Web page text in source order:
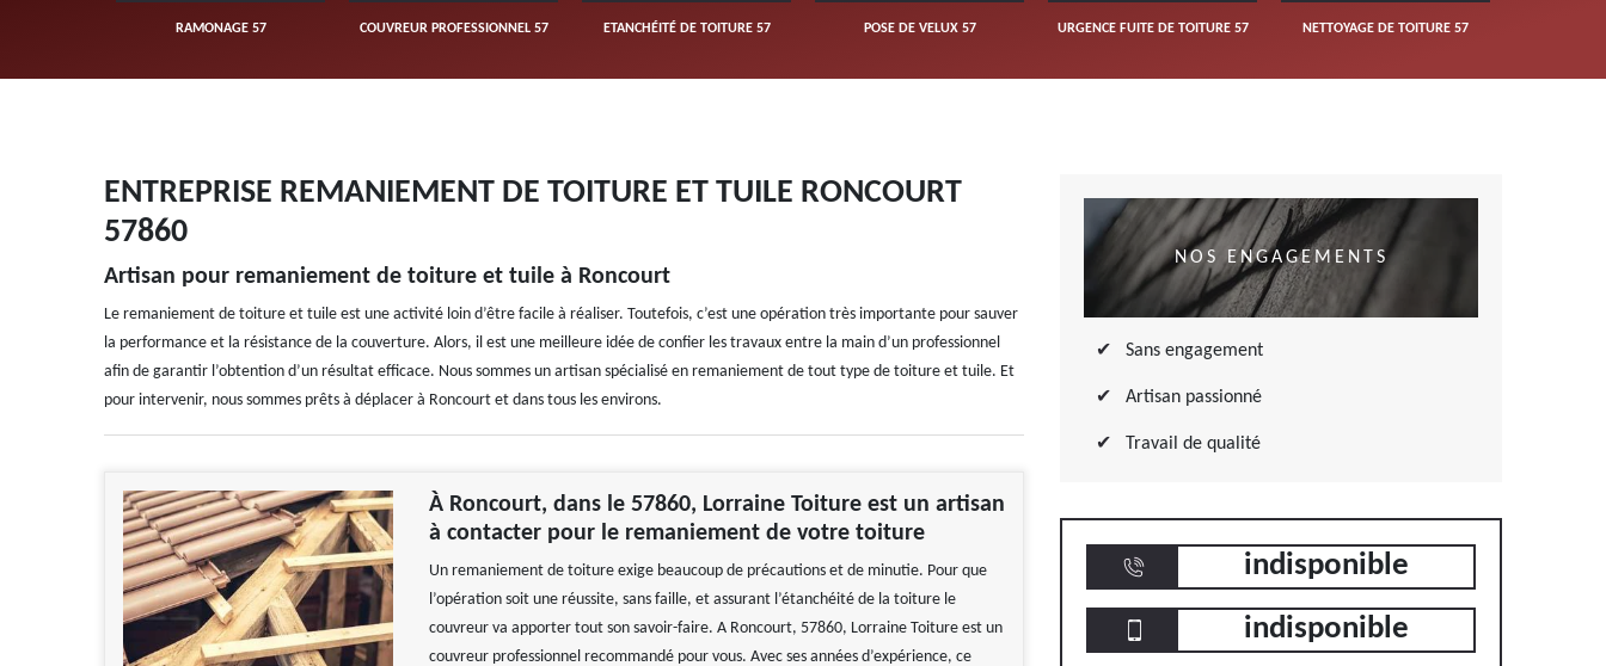
RAMONAGE 57 COUVREUR PROFESSIONNEL 57 ETANCHÉITÉ DE TOITURE 57 POSE DE VELUX 57 URGENCE FUITE DE TOITURE 57 NETTOYAGE DE TOITURE 57
ENTREPRISE REMANIEMENT DE TOITURE ET TUILE RONCOURT
57860
Artisan pour remaniement de toiture et tuile à Roncourt
Le remaniement de toiture et tuile est une activité loin d’être facile à réaliser. Toutefois, c’est une opération très importante pour sauver
la performance et la résistance de la couverture. Alors, il est une meilleure idée de confier les travaux entre la main d’un professionnel
afin de garantir l’obtention d’un résultat efficace. Nous sommes un artisan spécialisé en remaniement de tout type de toiture et tuile. Et
pour intervenir, nous sommes prêts à déplacer à Roncourt et dans tous les environs.
À Roncourt, dans le 57860, Lorraine Toiture est un artisan
à contacter pour le remaniement de votre toiture
Un remaniement de toiture exige beaucoup de précautions et de minutie. Pour que
l’opération soit une réussite, sans faille, et assurant l’étanchéité de la toiture le
couvreur va apporter tout son savoir-faire. A Roncourt, 57860, Lorraine Toiture est un
couvreur professionnel recommandé pour vous. Avec ses années d’expérience, ce
NOS ENGAGEMENTS
Sans engagement
Artisan passionné
Travail de qualité
indisponible
indisponible